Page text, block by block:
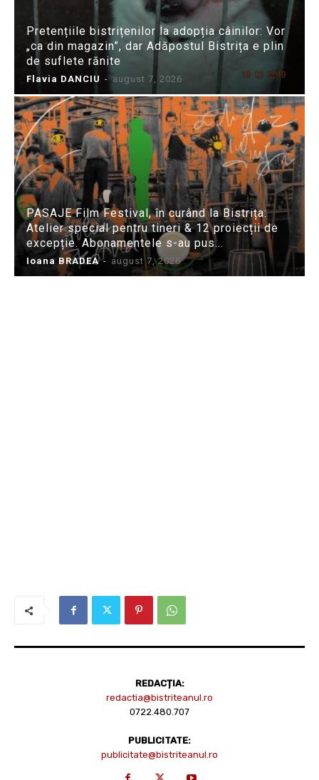
Pretențiile bistrițenilor la adopția câinilor: Vor
„ca din magazin”, dar Adăpostul Bistrița e plin
de suflete rănite
Flavia DANCIU - august 7, 2026
PASAJE Film Festival, în curând la Bistrița:
Atelier special pentru tineri & 12 proiecții de
excepție. Abonamentele s-au pus...
Ioana BRADEA - august 7, 2026
REDACȚIA:
redactia@bistriteanul.ro
0722.480.707
PUBLICITATE:
publicitate@bistriteanul.ro